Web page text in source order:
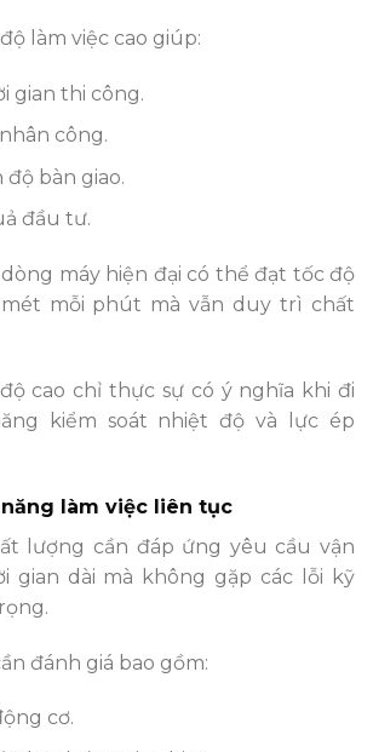
làm việc cao giúp:
gian thi công.
công.
bàn giao.
đầu tư.
máy hiện đại có thể đạt tốc độ
mỗi phút mà vẫn duy trì chất
cao chỉ thực sự có ý nghĩa khi đi
kiểm soát nhiệt độ và lực ép
làm việc liên tục
lượng cần đáp ứng yêu cầu vận
gian dài mà không gặp các lỗi kỹ
đánh giá bao gồm:
cơ.